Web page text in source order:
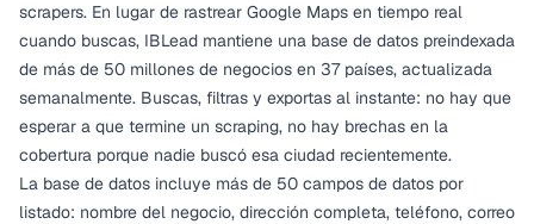
scrapers. En lugar de rastrear Google Maps en tiempo real
cuando buscas, IBLead mantiene una base de datos preindexada
de más de 50 millones de negocios en 37 países, actualizada
semanalmente. Buscas, filtras y exportas al instante: no hay que
esperar a que termine un scraping, no hay brechas en la
cobertura porque nadie buscó esa ciudad recientemente.
La base de datos incluye más de 50 campos de datos por
listado: nombre del negocio, dirección completa, teléfono, correo